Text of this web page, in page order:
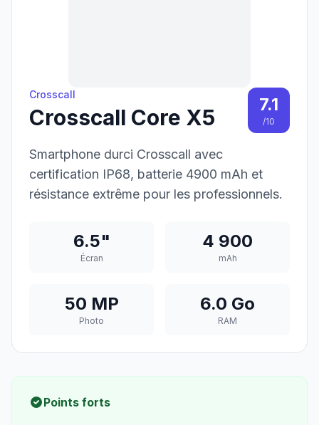
Crosscall
Crosscall Core X5
7.1
/10
Smartphone durci Crosscall avec
certification IP68, batterie 4900 mAh et
résistance extrême pour les professionnels.
6.5"
Écran
4 900
mAh
50 MP
Photo
6.0 Go
RAM
Points forts